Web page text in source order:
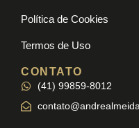
Política de Cookies
Termos de Uso
CONTATO
(41) 99859-8012